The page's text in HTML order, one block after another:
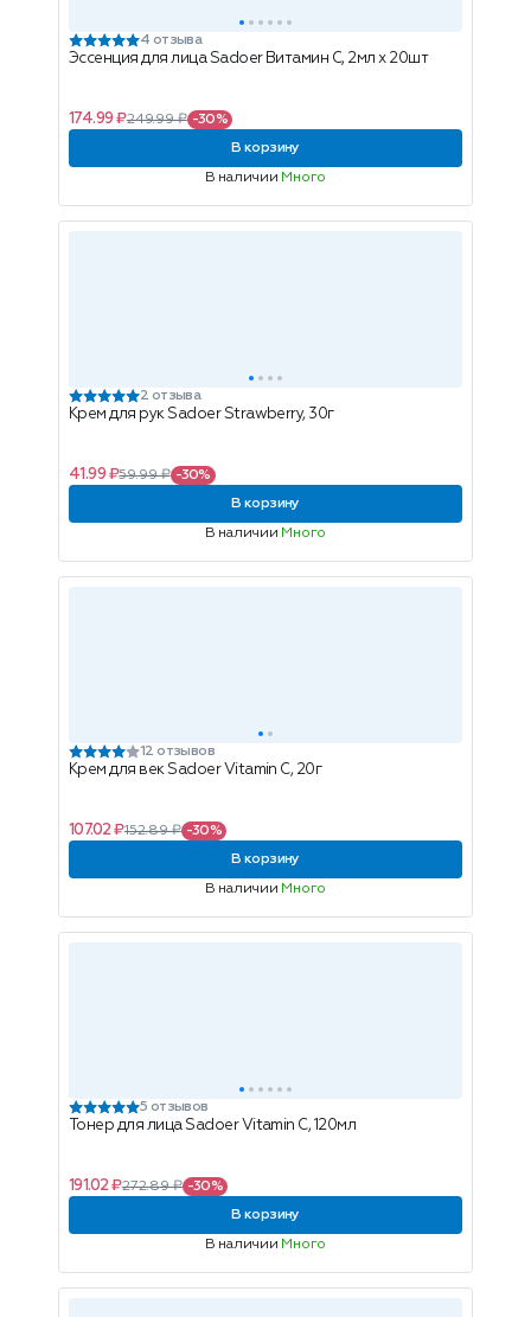
4 отзыва
Эссенция для лица Sadoer Витамин С, 2мл x 20шт
174.99 ₽249.99 ₽ -30%
В корзину
В наличии Много
2 отзыва
Крем для рук Sadoer Strawberry, 30г
41.99 ₽59.99 ₽ -30%
В корзину
В наличии Много
12 отзывов
Крем для век Sadoer Vitamin C, 20г
107.02 ₽152.89 ₽ -30%
В корзину
В наличии Много
5 отзывов
Тонер для лица Sadoer Vitamin C, 120мл
191.02 ₽272.89 ₽ -30%
В корзину
В наличии Много